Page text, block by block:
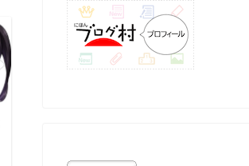
語呂暗記 - E